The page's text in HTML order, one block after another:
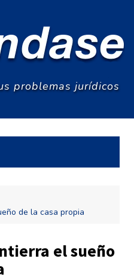
problemas jurídicos
de la casa propia
el sueño